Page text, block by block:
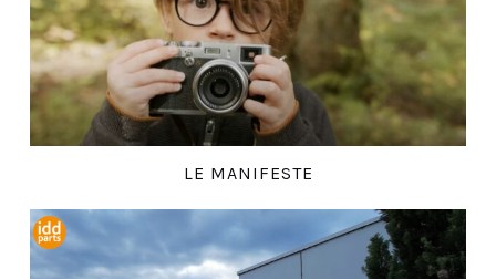
LE MANIFESTE